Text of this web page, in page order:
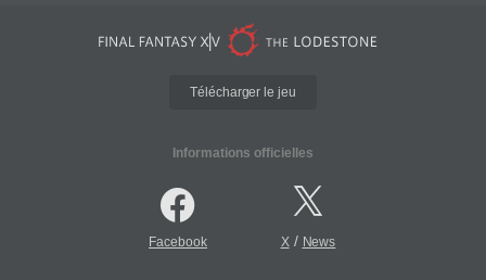
Télécharger le jeu
Informations officielles
Facebook X/ News